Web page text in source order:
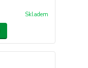
Skladem